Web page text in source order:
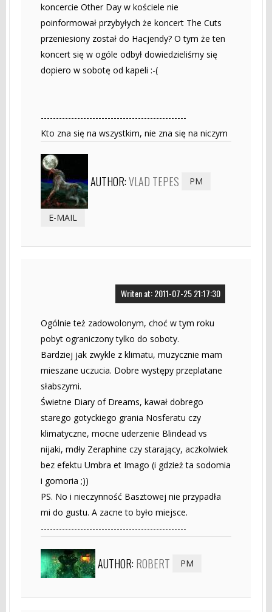
koncercie Other Day w kościele nie
poinformował przybyłych że koncert The Cuts
przeniesiony został do Hacjendy? O tym że ten
koncert się w ogóle odbył dowiedzieliśmy się
dopiero w sobotę od kapeli :-(
------------------------------------------------
Kto zna się na wszystkim, nie zna się na niczym
AUTHOR:VLAD TEPES PM
E-MAIL
Writen at: 2011-07-25 21:17:30
Ogólnie też zadowolonym, choć w tym roku
pobyt ograniczony tylko do soboty.
Bardziej jak zwykle z klimatu, muzycznie mam
mieszane uczucia. Dobre występy przeplatane
słabszymi.
Świetne Diary of Dreams, kawał dobrego
starego gotyckiego grania Nosferatu czy
klimatyczne, mocne uderzenie Blindead vs
nijaki, mdły Zeraphine czy starający, aczkolwiek
bez efektu Umbra et Imago (i gdzież ta sodomia
i gomoria ;))
PS. No i nieczynność Basztowej nie przypadła
mi do gustu. A zacne to było miejsce.
------------------------------------------------
AUTHOR: ROBERT PM